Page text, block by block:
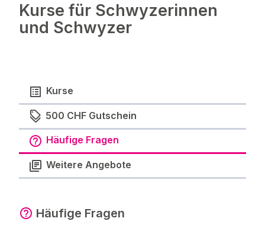
Kurse für Schwyzerinnen
und Schwyzer
Kurse
500 CHF Gutschein
Häufige Fragen
Weitere Angebote
Häufige Fragen